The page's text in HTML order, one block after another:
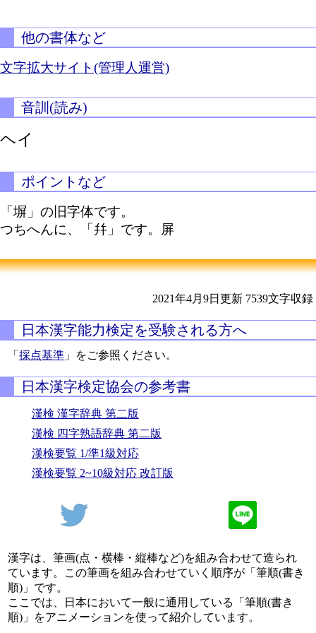
他の書体など
文字拡大サイト(管理人運営)
音訓(読み)
ヘイ
ポイントなど
「塀」の旧字体です。
つちへんに、「幷」です。屏
2021年4月9日更新 7539文字収録
日本漢字能力検定を受験される方へ
「採点基準 」をご参照ください。
日本漢字検定協会の参考書
漢検 漢字辞典 第二版
漢検 四字熟語辞典 第二版
漢検要覧 1/準1級対応
漢検要覧 2~10級対応 改訂版
漢字は、筆画(点・横棒・縦棒など)を組み合わせて造られ
ています。この筆画を組み合わせていく順序が「筆順(書き
順)」です。
ここでは、日本において一般に通用している「筆順(書き
順)」をアニメーションを使って紹介しています。